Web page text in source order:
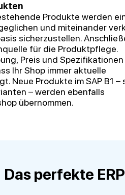
Produkte werden
und miteinander
sicherzustellen.
für die Produktpflege.
Preis und Spezifikationen
Ihr Shop immer aktuelle
Neue Produkte im SAP B1 –
– werden ebenfalls
übernommen.
Das perfekte